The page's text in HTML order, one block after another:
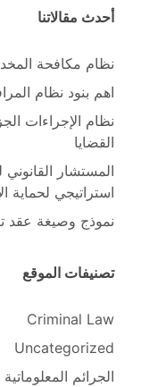
أحدث مقالاتنا
نظام مكافحة
اهم بنود نظام
نظام الإجراءات
القضايا
المستشار
استراتيجي لحماية
نموذج وصيغة عقد
تصنيفات الموقع
Criminal Law
Uncategorized
الجرائم المعلوماتية